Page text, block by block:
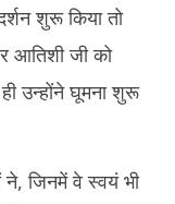
शुरू किया तो
आतिशी जी को
उन्होंने घूमना शुरू
ने, जिनमें वे स्वयं भी